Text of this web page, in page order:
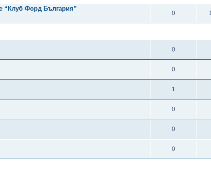
“Клуб Форд България”
0
0
0
1
0
0
0